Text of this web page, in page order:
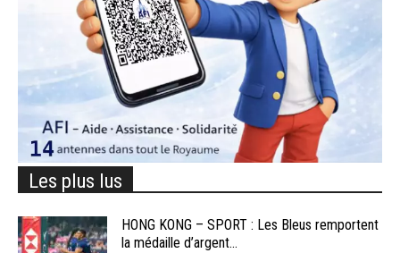
Les plus lus
HONG KONG – SPORT : Les Bleus remportent
la médaille d’argent...